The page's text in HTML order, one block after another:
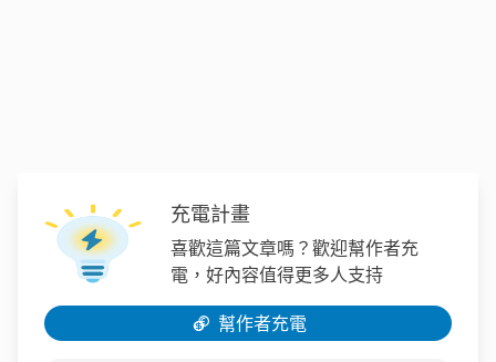
充電計畫
喜歡這篇文章嗎？歡迎幫作者充
電，好內容值得更多人支持
幫作者充電